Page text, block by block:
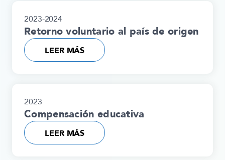
2023-2024
Retorno voluntario al país de origen
LEER MÁS
2023
Compensación educativa
LEER MÁS